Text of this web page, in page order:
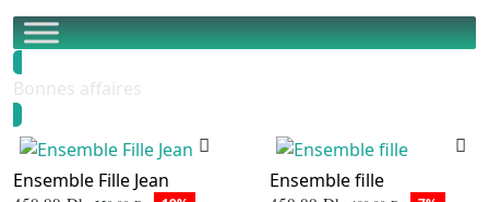
Bonnes affaires
Ensemble Fille Jean Ensemble fille